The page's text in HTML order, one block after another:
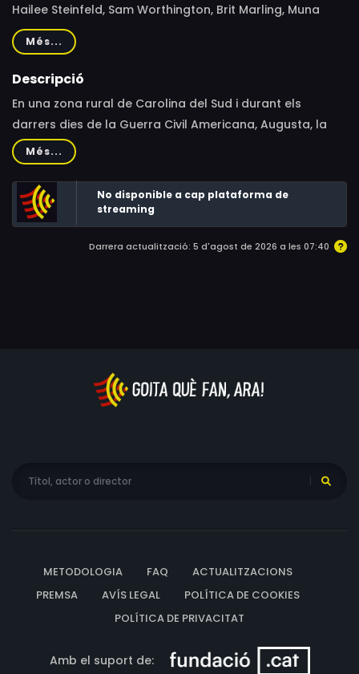
Hailee Steinfeld, Sam Worthington, Brit Marling, Muna
Otaru, Nicholas Pinnock, Charles Jarman, Kyle Soller, Ned
Dennehy, Amy Nuttall, Anna-Maria Nabirye
Més...
Descripció
En una zona rural de Carolina del Sud i durant els
darrers dies de la Guerra Civil Americana, Augusta, la
seva germana adolescent Louise, i la seva jove esclava
Mad, s'han quedat soles per cuidar la granja de la
família. Amb tots els homes de casa allunyats fa temps
a causa de la guerra i ara, presumptament
desapareguts o morts, les tres dones temen sobre el
seu futur en solitud. Però el que no saben és que el perill
Més...
No disponible a cap plataforma de
streaming
Darrera actualització: 5 d'agost de 2026 a les 07:40
METODOLOGIA FAQ
ACTUALITZACIONS
PREMSA
AVÍS LEGAL
POLÍTICA DE COOKIES
POLÍTICA DE PRIVACITAT
Amb el suport de: